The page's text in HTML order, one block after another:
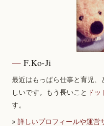
F.Ko-Ji
最近はもっぱら仕事と育児
しいです。もう長いこと ド
す。
» 詳しいプロフィールや運営